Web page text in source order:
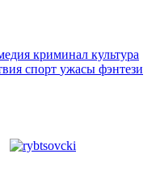
криминал культура
спорт ужасы фэнтези